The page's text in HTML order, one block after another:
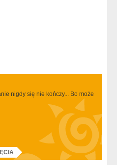
nigdy się nie kończy... Bo może